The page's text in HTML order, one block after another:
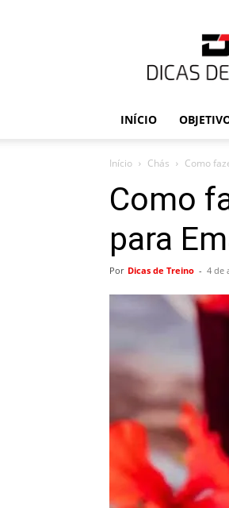
INÍCIO
Início Chás Como
Como
para
Por Dicas de Treino - 4 de